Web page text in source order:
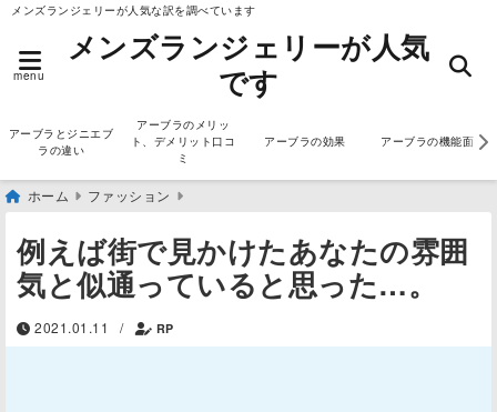
メンズランジェリーが人気な訳を調べています
menu
メンズランジェリーが人気
です
アーブラとジニエブ
ラの違い
アーブラのメリッ
ト、デメリット口コ
ミ
アーブラの効果 アーブラの機能面
ホーム ファッション
例えば街で見かけたあなたの雰囲
気と似通っていると思った…。
2021.01.11 / RP